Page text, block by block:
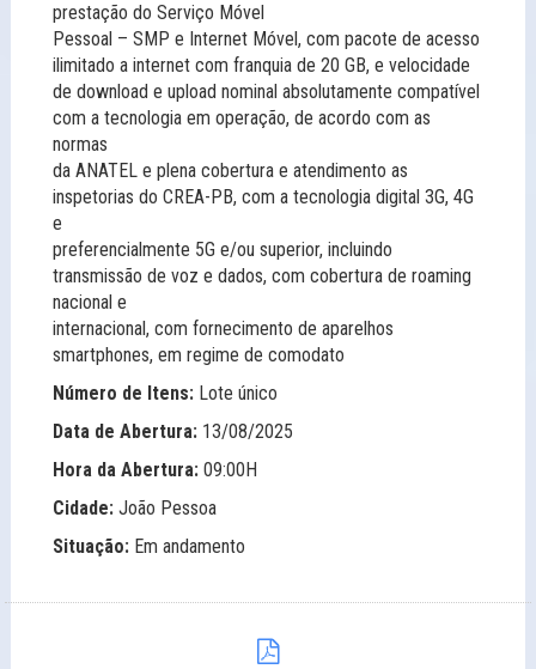
prestação do Serviço Móvel
Pessoal – SMP e Internet Móvel, com pacote de acesso
ilimitado a internet com franquia de 20 GB, e velocidade
de download e upload nominal absolutamente compatível
com a tecnologia em operação, de acordo com as
normas
da ANATEL e plena cobertura e atendimento as
inspetorias do CREA-PB, com a tecnologia digital 3G, 4G
e
preferencialmente 5G e/ou superior, incluindo
transmissão de voz e dados, com cobertura de roaming
nacional e
internacional, com fornecimento de aparelhos
smartphones, em regime de comodato
Número de Itens: Lote único
Data de Abertura: 13/08/2025
Hora da Abertura: 09:00H
Cidade: João Pessoa
Situação: Em andamento